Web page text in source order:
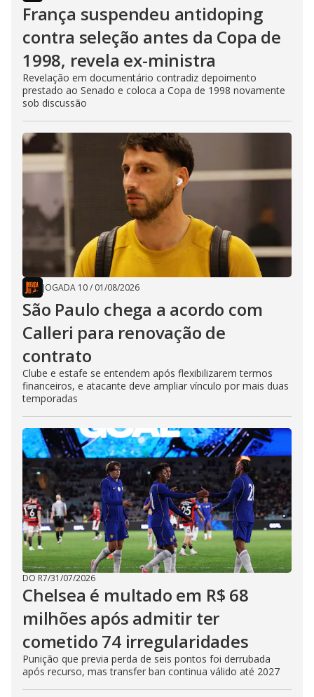
França suspendeu antidoping
contra seleção antes da Copa de
1998, revela ex-ministra
Revelação em documentário contradiz depoimento
prestado ao Senado e coloca a Copa de 1998 novamente
sob discussão
JOGADA 10/ 01/08/2026
São Paulo chega a acordo com
Calleri para renovação de
contrato
Clube e estafe se entendem após flexibilizarem termos
financeiros, e atacante deve ampliar vínculo por mais duas
temporadas
DO R7/31/07/2026
Chelsea é multado em R$ 68
milhões após admitir ter
cometido 74 irregularidades
Punição que previa perda de seis pontos foi derrubada
após recurso, mas transfer ban continua válido até 2027